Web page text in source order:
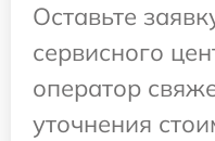
Оставьте
сервисного
оператор
уточнения